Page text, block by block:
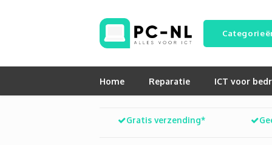
Home Reparatie ICT voor
Gratis verzending*